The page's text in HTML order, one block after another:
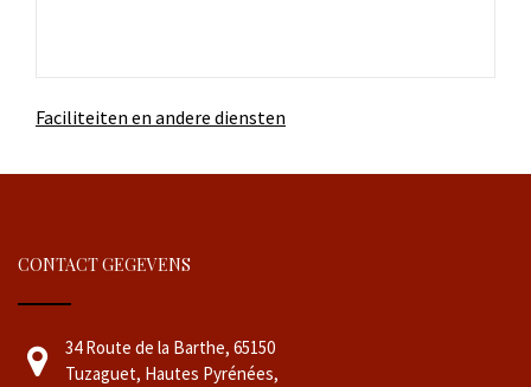
Faciliteiten en andere diensten
CONTACT GEGEVENS
34 Route de la Barthe, 65150
Tuzaguet, Hautes Pyrénées,